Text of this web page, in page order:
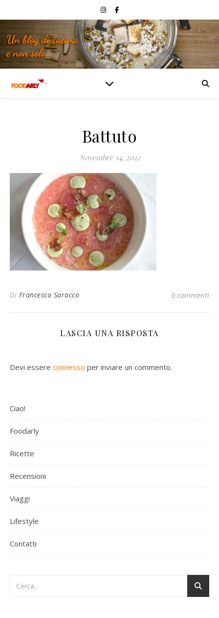
Battuto
Novembre 14, 2022
Di Francesca Saracco 0 commenti
LASCIA UNA RISPOSTA
Devi essere connesso per inviare un commento.
Ciao!
Foodarly
Ricette
Recensioni
Viaggi
Lifestyle
Contatti